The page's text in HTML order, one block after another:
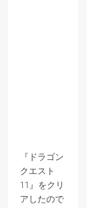
『ドラゴン
クエスト
11』をクリ
アしたので